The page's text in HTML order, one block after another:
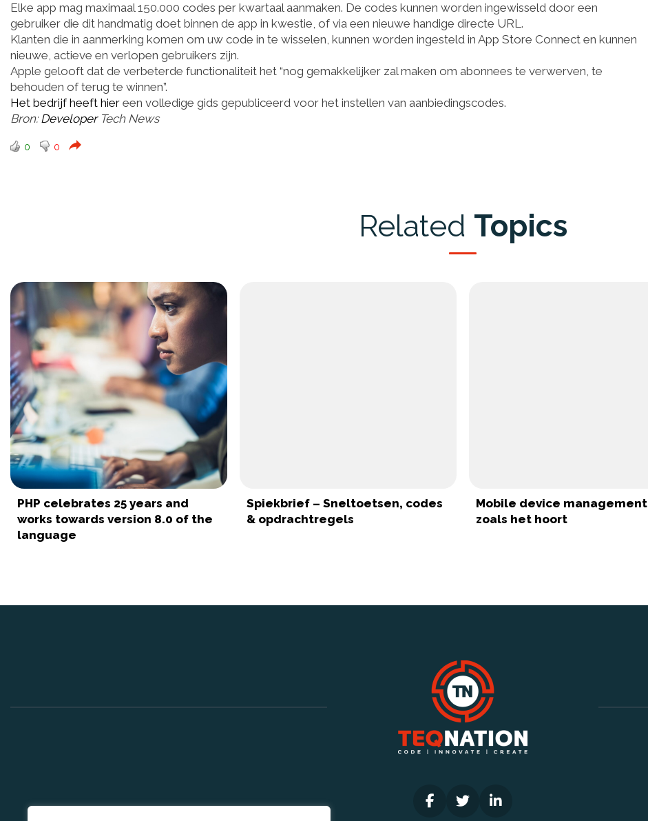
Elke app mag maximaal 150.000 codes per kwartaal aanmaken. De codes kunnen worden ingewisseld door een
gebruiker die dit handmatig doet binnen de app in kwestie, of via een nieuwe handige directe URL.
Klanten die in aanmerking komen om uw code in te wisselen, kunnen worden ingesteld in App Store Connect en kunnen
nieuwe, actieve en verlopen gebruikers zijn.
Apple gelooft dat de verbeterde functionaliteit het “nog gemakkelijker zal maken om abonnees te verwerven, te
behouden of terug te winnen”.
Het bedrijf heeft hier een volledige gids gepubliceerd voor het instellen van aanbiedingscodes.
Bron:DeveloperTech News
0 0
Related Topics
PHP celebrates 25 years and
works towards version 8.0 of the
language
Spiekbrief – Sneltoetsen, codes
& opdrachtregels
Mobile device management
zoals het hoort